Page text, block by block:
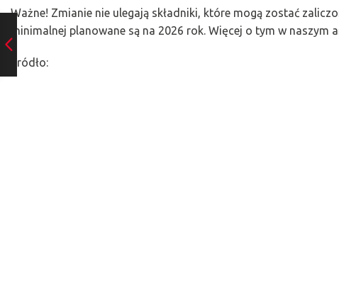
Ważne! Zmianie nie ulegają składniki, które mogą zostać
minimalnej planowane są na 2026 rok. Więcej o tym w naszym
Źródło: